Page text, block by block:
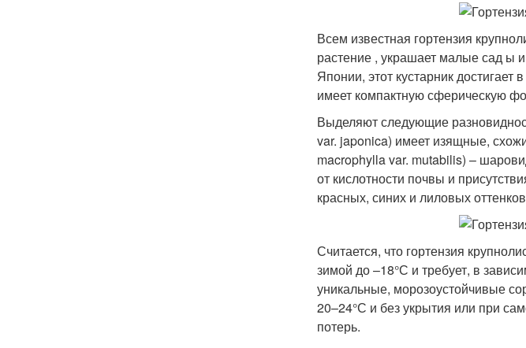
Всем известная гортензия
растение , украшает малые сад ы
Японии, этот кустарник
имеет компактную сферическую
Выделяют следующие
var. japonica) имеет изящные,
macrophylla var. mutabilis) –
от кислотности почвы и
красных, синих и лиловых
Считается, что гортензия
зимой до –18°С и требует, в
уникальные, морозоустойчивые
20–24°С и без укрытия или при
потерь.